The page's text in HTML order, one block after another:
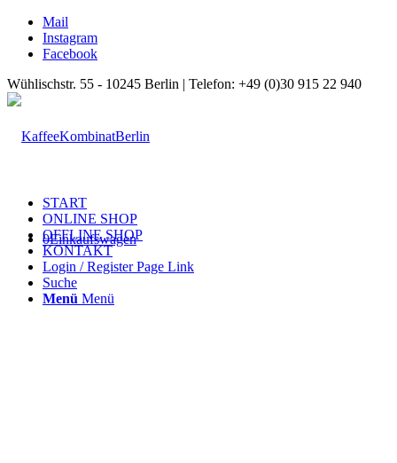
Mail
Instagram
Facebook
Wühlischstr. 55 - 10245 Berlin | Telefon: +49 (0)30 915 22 940
0Einkaufswagen
START
ONLINE SHOP
OFFLINE SHOP
KONTAKT
Login / Register Page Link
Suche
Menü Menü